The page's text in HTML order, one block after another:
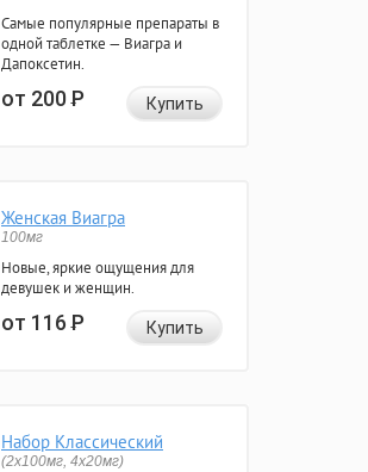
Самые популярные препараты в
одной таблетке — Виагра и
Дапоксетин.
от 200Р Купить
Женская Виагра
100мг
Новые, яркие ощущения для
девушек и женщин.
от 116Р Купить
Набор Классический
(2x100мг, 4x20мг)